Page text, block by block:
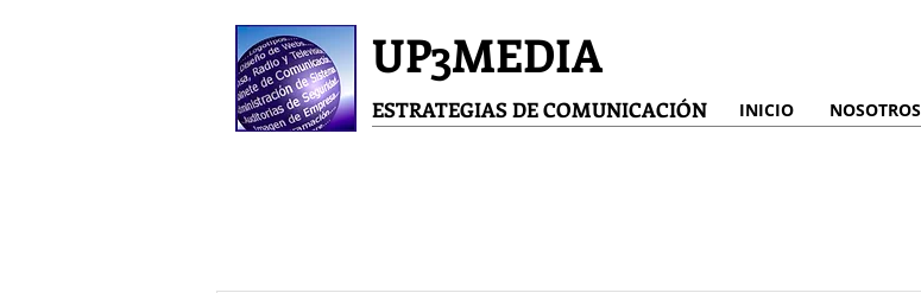
UP3MEDIA
ESTRATEGIAS DE COMUNICACIÓN INICIO NOSOTROS